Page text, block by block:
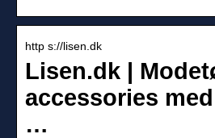
http s://lisen.dk
Lisen.dk |
accessories
…